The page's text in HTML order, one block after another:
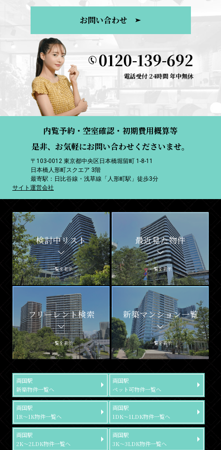
お問い合わせ
0120-139-692
電話受付 24時間 年中無休
内覧予約・空室確認・初期費用概算等
是非、お気軽にお問い合わせくださいませ。
〒103-0012 東京都中央区日本橋堀留町 1-8-11
日本橋人形町スクエア 3階
最寄駅：日比谷線・浅草線「人形町駅」徒歩3分
サイト運営会社
検討中リスト
一覧を表示
最近見た物件
一覧を表示
フリーレント検索
一覧を表示
新築マンション一覧
一覧を表示
両国駅
新築物件一覧へ
両国駅
ペット可物件一覧へ
両国駅
1R～1K物件一覧へ
両国駅
1DK～1LDK物件一覧へ
両国駅
2K～2LDK物件一覧へ
両国駅
3K～3LDK物件一覧へ